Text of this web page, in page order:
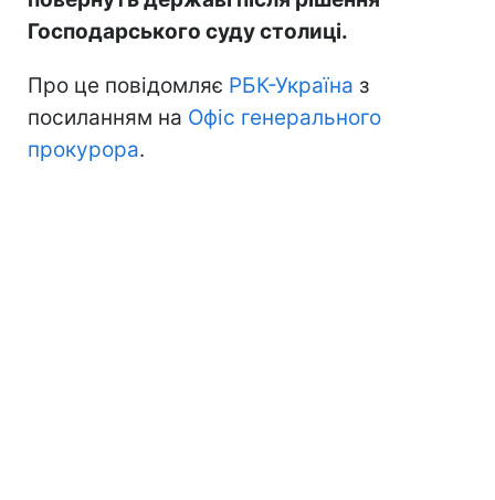
Господарського суду столиці.
Про це повідомляє РБК-Україна з
посиланням на Офіс генерального
прокурора.